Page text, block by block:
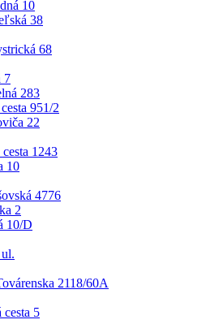
10
38
68
7
283
951/2
22
1243
10
4776
2
10/D
2118/60A
5